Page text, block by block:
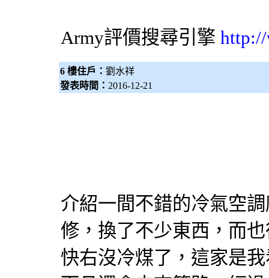
Army評價搜尋引擎
6 樓住戶： 劉水祥
發表時間： 2016-12-21
介紹一間不錯的冷氣空調
修，換了不少東西，而
快右沒冷煤了，這家是